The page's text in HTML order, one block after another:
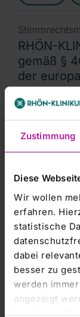
Zustimmung
Diese
Wir wollen
erfahren.
statistische
dabei
besser zu
werden
angezeigt
bestätigen
RHÖN-
gemäß §
der
RHÖN-
RHÖN-
gemäß §
der
RHÖN-
RHÖN-